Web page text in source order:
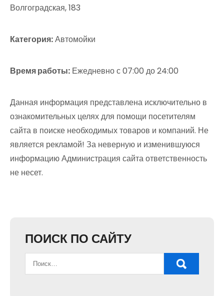
Волгоградская, 183
Категория:Автомойки
Время работы: Ежедневно с 07:00 до 24:00
Данная информация представлена исключительно в
ознакомительных целях для помощи посетителям
сайта в поиске необходимых товаров и компаний. Не
является рекламой! За неверную и изменившуюся
информацию Администрация сайта ответственность
не несет.
ПОИСК ПО САЙТУ